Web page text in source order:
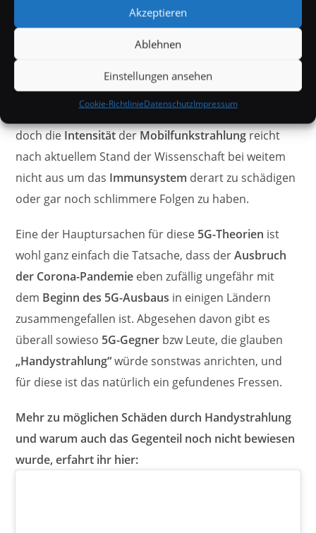
Akzeptieren
Ablehnen
Einstellungen ansehen
Cookie-RichtlinieDatenschutzImpressum
Auswirkungen habe und„eigentlich nur eine Grippe“
sei. Es gibt allerdings bis heute keine Beweise, dass
auch nur in irgendeiner Art negativ auf den
Menschen auswirkt, zwar kannStrahlung
durchaus dieTemperaturvonFlüssigkeiten(und
somit auch die im menschlichen Körper) erhöhen,
doch dieIntensitätderMobilfunkstrahlungreicht
nach aktuellem Stand der Wissenschaft bei weitem
nicht aus um das Immunsystem derart zu schädigen
oder gar noch schlimmere Folgen zu haben.
Eine der Hauptursachen für diese 5G-Theorien ist
wohl ganz einfach die Tatsache, dass derAusbruch
der Corona-Pandemie eben zufällig ungefähr mit
dem Beginn des 5G-Ausbaus in einigen Ländern
zusammengefallen ist. Abgesehen davon gibt es
überall sowieso 5G-Gegner bzw Leute, die glauben
„Handystrahlung“würde sonstwas anrichten, und
für diese ist das natürlich ein gefundenes Fressen.
Mehr zu möglichen Schäden durch Handystrahlung
und warum auch das Gegenteil noch nicht bewiesen
wurde, erfahrt ihr hier: